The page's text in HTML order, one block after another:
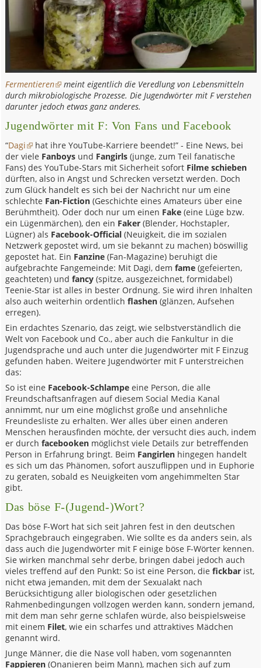
Fermentieren
meint eigentlich die Veredlung von Lebensmitteln
durch mikrobiologische Prozesse. Die Jugendwörter mit F verstehen
darunter jedoch etwas ganz anderes.
Jugendwörter mit F: Von Fans und Facebook
“Dagi
hat ihre YouTube-Karriere beendet!” - Eine News, bei
der viele Fanboys und Fangirls (junge, zum Teil fanatische
Fans) des YouTube-Stars mit Sicherheit sofort Filme schieben
dürften, also in Angst und Schrecken versetzt werden. Doch
zum Glück handelt es sich bei der Nachricht nur um eine
schlechte Fan-Fiction (Geschichte eines Amateurs über eine
Berühmtheit). Oder doch nur um einen Fake (eine Lüge bzw.
ein Lügenmärchen), den ein Faker (Blender, Hochstapler,
Lügner) als Facebook-Official (Neuigkeit, die im sozialen
Netzwerk gepostet wird, um sie bekannt zu machen) böswillig
gepostet hat. Ein Fanzine (Fan-Magazine) beruhigt die
aufgebrachte Fangemeinde: Mit Dagi, demfame (gefeierten,
geachteten) undfancy (spitze, ausgezeichnet, formidabel)
Teenie-Star ist alles in bester Ordnung. Sie wird ihren Inhalten
also auch weiterhin ordentlichflashen (glänzen, Aufsehen
erregen).
Ein erdachtes Szenario, das zeigt, wie selbstverständlich die
Welt von Facebook und Co., aber auch die Fankultur in die
Jugendsprache und auch unter die Jugendwörter mit F Einzug
gefunden haben. Weitere Jugendwörter mit F unterstreichen
das:
So ist eine Facebook-Schlampe eine Person, die alle
Freundschaftsanfragen auf diesem Social Media Kanal
annimmt, nur um eine möglichst große und ansehnliche
Freundesliste zu erhalten. Wer alles über einen anderen
Menschen herausfinden möchte, der versucht dies auch, indem
er durchfacebooken möglichst viele Details zur betreffenden
Person in Erfahrung bringt. Beim Fangirlen hingegen handelt
es sich um das Phänomen, sofort auszuflippen und in Euphorie
zu geraten, sobald es Neuigkeiten vom angehimmelten Star
gibt.
Das böse F-(Jugend-)Wort?
Das böse F-Wort hat sich seit Jahren fest in den deutschen
Sprachgebrauch eingegraben. Wie sollte es da anders sein, als
dass auch die Jugendwörter mit F einige böse F-Wörter kennen.
Sie wirken manchmal sehr derbe, bringen dabei jedoch auch
vieles treffend auf den Punkt: So ist eine Person, diefickbar ist,
nicht etwa jemanden, mit dem der Sexualakt nach
Berücksichtigung aller biologischen oder gesetzlichen
Rahmenbedingungen vollzogen werden kann, sondern jemand,
mit dem man sehr gerne schlafen würde, also beispielsweise
mit einem Filet, wie ein scharfes und attraktives Mädchen
genannt wird.
Junge Männer, die die Nase voll haben, vom sogenannten
Fappieren (Onanieren beim Mann), machen sich auf zum